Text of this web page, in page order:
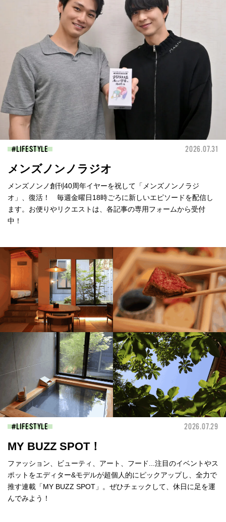
LIFESTYLE 2026.07.31
メンズノンノラジオ
メンズノンノ創刊40周年イヤーを祝して「メンズノンノラジ
オ」、復活！ 毎週金曜日18時ごろに新しいエピソードを配信し
ます。お便りやリクエストは、各記事の専用フォームから受付
中！
LIFESTYLE 2026.07.29
MY BUZZ SPOT！
ファッション、ビューティ、アート、フード...注目のイベントやス
ポットをエディター&モデルが超個人的にピックアップし、全力で
推す連載「MY BUZZ SPOT」。ぜひチェックして、休日に足を運
んでみよう！